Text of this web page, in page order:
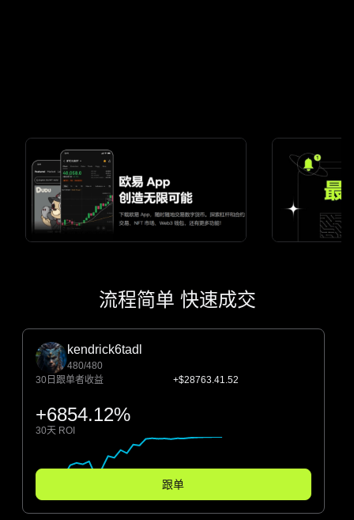
流程简单 快速成交
kendrick6tadl
480/480
30日跟单者收益
+$28763.41.52
+6854.12%
30天 ROI
跟单